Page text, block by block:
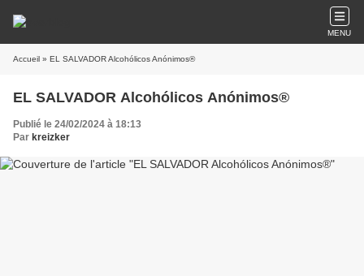
MENU
Accueil » EL SALVADOR Alcohólicos Anónimos®
EL SALVADOR Alcohólicos Anónimos®
Publié le 24/02/2024 à 18:13
Par kreizker